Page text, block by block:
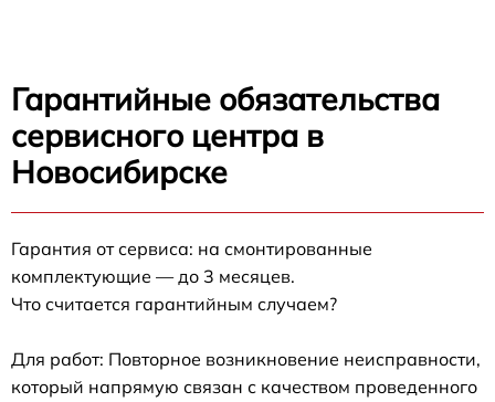
Гарантийные обязательства
сервисного центра в
Новосибирске
Гарантия от сервиса: на смонтированные
комплектующие — до 3 месяцев.
Что считается гарантийным случаем?
Для работ: Повторное возникновение неисправности,
который напрямую связан с качеством проведенного